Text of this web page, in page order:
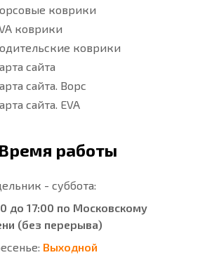
коврики
коврики
коврики
сайта
сайта. Ворс
сайта. EVA
Время работы
- суббота:
до 17:00 по Московскому
(без перерыва)
Выходной